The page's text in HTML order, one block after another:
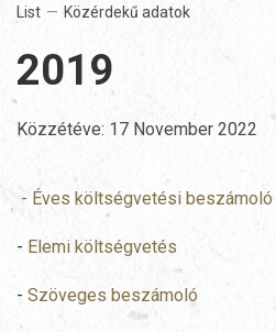
List
Közérdekű adatok
2019
Közzétéve: 17 November 2022
- Éves költségvetési beszámoló
- Elemi költségvetés
- Szöveges beszámoló